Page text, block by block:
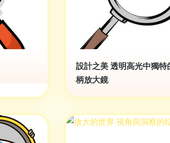
設計之美 透明高光中獨特
柄放大鏡